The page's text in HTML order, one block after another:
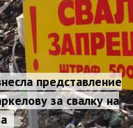
представление
за свалку на